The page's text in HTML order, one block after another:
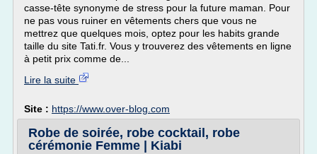
casse-tête synonyme de stress pour la future maman. Pour
ne pas vous ruiner en vêtements chers que vous ne
mettrez que quelques mois, optez pour les habits grande
taille du site Tati.fr. Vous y trouverez des vêtements en ligne
à petit prix comme de...
Lire la suite
Site : https://www.over-blog.com
Robe de soirée, robe cocktail, robe
cérémonie Femme | Kiabi